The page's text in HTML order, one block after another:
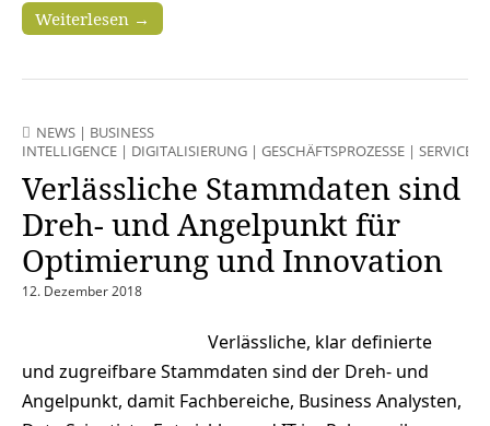
Weiterlesen →
NEWS | BUSINESS
INTELLIGENCE | DIGITALISIERUNG | GESCHÄFTSPROZESSE | SERVICES
Verlässliche Stammdaten sind
Dreh- und Angelpunkt für
Optimierung und Innovation
12. Dezember 2018
Verlässliche, klar definierte
und zugreifbare Stammdaten sind der Dreh- und
Angelpunkt, damit Fachbereiche, Business Analysten,